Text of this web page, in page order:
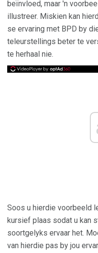
beïnvloed, maar 'n
illustreer. Miskien kan
se ervaring met BPD by
teleurstellings beter te
te herhaal nie.
Soos u hierdie voorbeeld
kursief plaas sodat u kan
soortgelyks ervaar het.
van hierdie pas by jou